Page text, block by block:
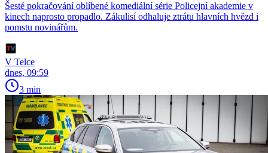
Šesté pokračování oblíbené komediální série Policejní akademie v
kinech naprosto propadlo. Zákulisí odhaluje ztrátu hlavních hvězd i
pomstu novinářům.
V Telce
dnes, 09:59
3 min